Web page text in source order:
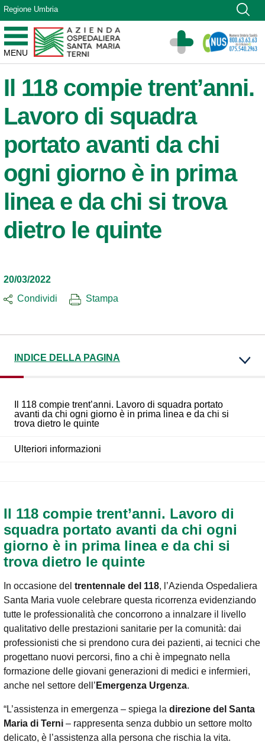
Vai ai contenuti
Vai al menu di navigazione
Vai al footer
Regione Umbria
MENU
Azienda Ospedaliera Santa Maria di Terni
Sito Istituzionale
Il 118 compie trent’anni.
Lavoro di squadra
portato avanti da chi
ogni giorno è in prima
linea e da chi si trova
dietro le quinte
20/03/2022
Condividi
Stampa
INDICE DELLA PAGINA
Il 118 compie trent’anni. Lavoro di squadra portato
avanti da chi ogni giorno è in prima linea e da chi si
trova dietro le quinte
Ulteriori informazioni
Il 118 compie trent’anni. Lavoro di
squadra portato avanti da chi ogni
giorno è in prima linea e da chi si
trova dietro le quinte
In occasione del trentennale del 118, l’Azienda Ospedaliera
Santa Maria vuole celebrare questa ricorrenza evidenziando
tutte le professionalità che concorrono a innalzare il livello
qualitativo delle prestazioni sanitarie per la comunità: dai
professionisti che si prendono cura dei pazienti, ai tecnici che
progettano nuovi percorsi, fino a chi è impegnato nella
formazione delle giovani generazioni di medici e infermieri,
anche nel settore dell’ Emergenza Urgenza.
“L’assistenza in emergenza – spiega la direzione del Santa
Maria di Terni – rappresenta senza dubbio un settore molto
delicato, è l’assistenza alla persona che rischia la vita.